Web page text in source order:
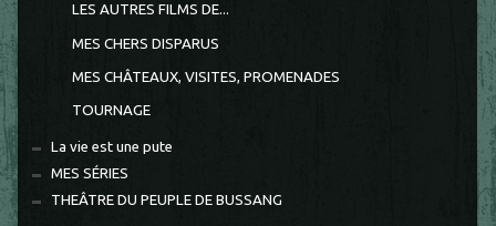
LES AUTRES FILMS DE...
MES CHERS DISPARUS
MES CHÂTEAUX, VISITES, PROMENADES
TOURNAGE
La vie est une pute
MES SÉRIES
THEÂTRE DU PEUPLE DE BUSSANG